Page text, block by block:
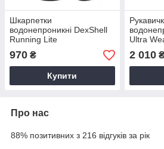
Шкарпетки
водонепроникні DexShell
Running Lite
970 ₴
Купити
Ultra
Gloves
2 010
Про нас
88% позитивних з 216 відгуків за рік